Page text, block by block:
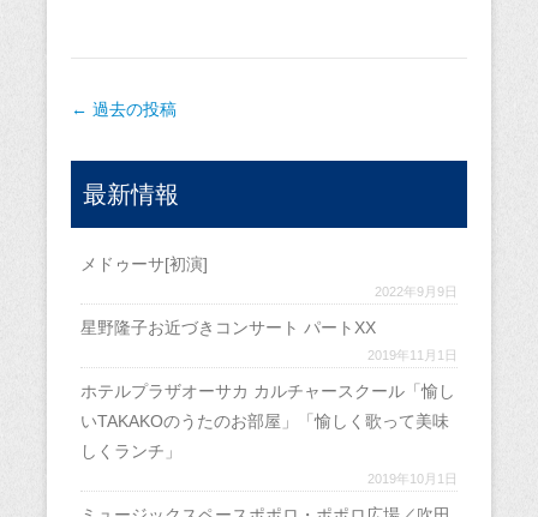
投稿ナビゲーション
← 過去の投稿
最新情報
メドゥーサ[初演]
2022年9月9日
星野隆子お近づきコンサート パートXX
2019年11月1日
ホテルプラザオーサカ カルチャースクール「愉し
いTAKAKOのうたのお部屋」「愉しく歌って美味
しくランチ」
2019年10月1日